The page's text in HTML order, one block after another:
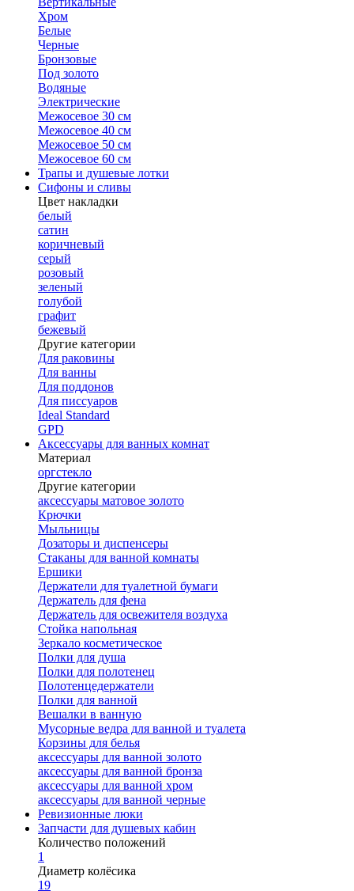
Хром
Белые
Черные
Бронзовые
Под золото
Водяные
Электрические
Межосевое 30 см
Межосевое 40 см
Межосевое 50 см
Межосевое 60 см
Трапы и душевые лотки
Сифоны и сливы
Цвет накладки
белый
сатин
коричневый
серый
розовый
зеленый
голубой
графит
бежевый
Другие категории
Для раковины
Для ванны
Для поддонов
Для писсуаров
Ideal Standard
GPD
Аксессуары для ванных комнат
Материал
оргстекло
Другие категории
аксессуары матовое золото
Крючки
Мыльницы
Дозаторы и диспенсеры
Стаканы для ванной комнаты
Ершики
Держатели для туалетной бумаги
Держатель для фена
Держатель для освежителя воздуха
Стойка напольная
Зеркало косметическое
Полки для душа
Полки для полотенец
Полотенцедержатели
Полки для ванной
Вешалки в ванную
Мусорные ведра для ванной и туалета
Корзины для белья
аксессуары для ванной золото
аксессуары для ванной бронза
аксессуары для ванной хром
аксессуары для ванной черные
Ревизионные люки
Запчасти для душевых кабин
Количество положений
1
Диаметр колёсика
19